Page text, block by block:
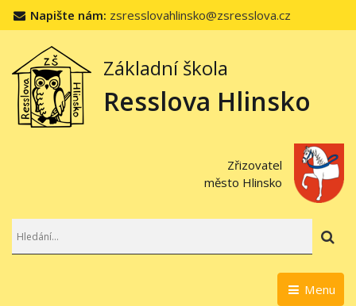
Napište nám: zsresslovahlinsko@zsresslova.cz
Základní škola
Resslova Hlinsko
Zřizovatel
město Hlinsko
Menu